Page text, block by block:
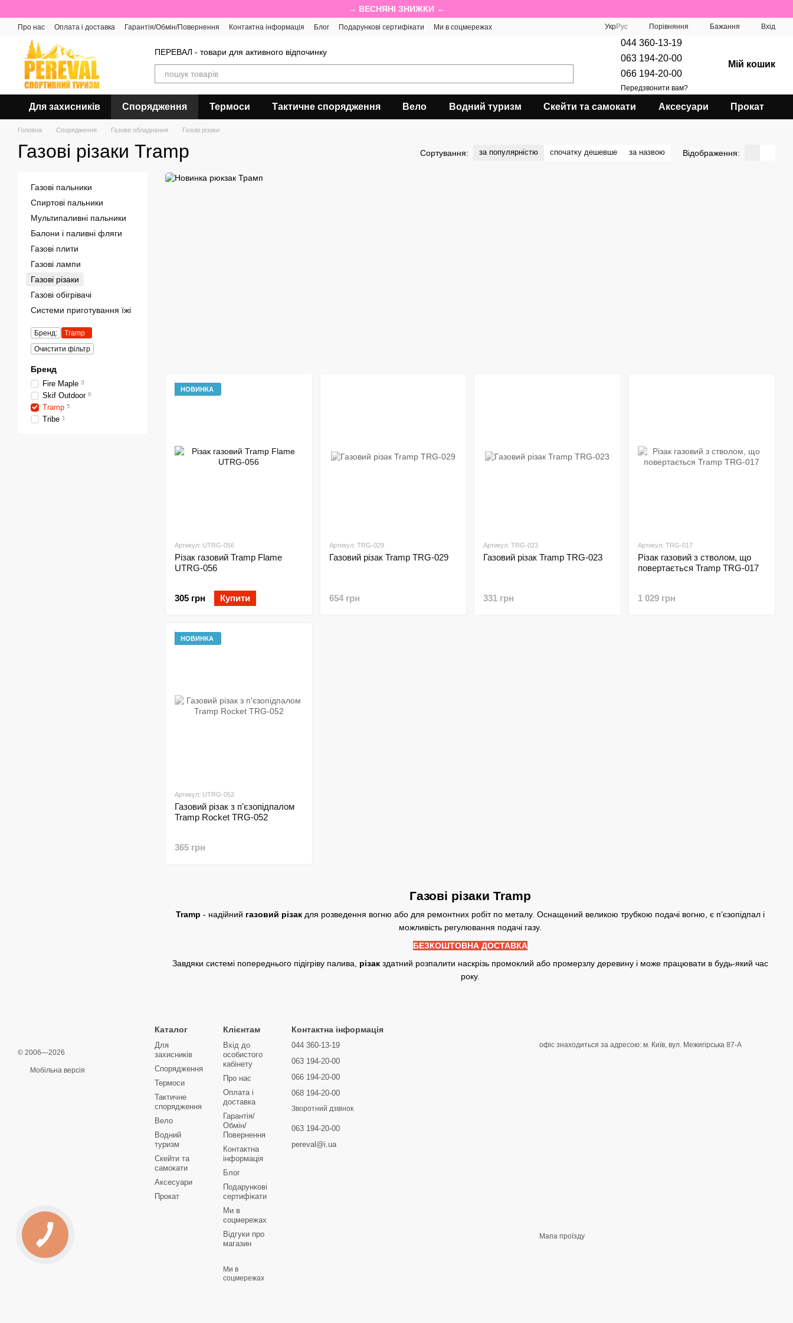
→ ВЕСНЯНІ ЗНИЖКИ ←
Про нас Оплата і доставка Гарантія/Обмін/Повернення Контактна інформація Блог Подарункові сертифікати
Ми в соцмережах
Відгуки про магазин
УкрРус Порівняння Бажання Вхід
ПЕРЕВАЛ - товари для активного відпочинку
044 360-13-19
063 194-20-00
066 194-20-00
Передзвонити вам?
Мій кошик
Для захисників Спорядження Термоси Тактичне спорядження Вело Водний туризм Скейти та самокати Аксесуари Прокат
Головна Спорядження Газове обладнання Газові різаки
Газові різаки Tramp Сортування: за популярністю спочатку дешевше за назвою Відображення:
Газові різаки Tramp
Tramp - надійний газовий різак для розведення вогню або для ремонтних робіт по металу. Оснащений великою трубкою подачі вогню, є п'єзопідпал і
можливість регулювання подачі газу.
БЕЗКОШТОВНА ДОСТАВКА
Завдяки системі попереднього підігріву палива, різак здатний розпалити наскрізь промоклий або промерзлу деревину і може працювати в будь-який час
року.
НОВИНКА
Артикул: UTRG-056
Різак газовий Tramp Flame
UTRG-056
305 грн Купити
Артикул: TRG-029
Газовий різак Tramp TRG-029
654 грн
Артикул: TRG-023
Газовий різак Tramp TRG-023
331 грн
Артикул: TRG-017
Різак газовий з стволом, що
повертається Tramp TRG-017
1 029 грн
НОВИНКА
Артикул: UTRG-052
Газовий різак з п'єзопідпалом
Tramp Rocket TRG-052
365 грн
Газові пальники
Спиртові пальники
Мультипаливні пальники
Балони і паливні фляги
Газові плити
Газові лампи
Газові різаки
Газові обігрівачі
Системи приготування їжі
Бренд:
Tramp
Очистити фільтр
Бренд
Fire Maple 3
Skif Outdoor 6
Tramp 5
Tribe 1
© 2006—2026
Мобільна версія
Каталог
Для
захисників
Спорядження
Термоси
Тактичне
спорядження
Вело
Водний
туризм
Скейти та
самокати
Аксесуари
Прокат
Клієнтам
Вхід до
особистого
кабінету
Про нас
Оплата і
доставка
Гарантія/
Обмін/
Повернення
Контактна
інформація
Блог
Подарункові
сертифікати
Ми в
соцмережах
Відгуки про
магазин
Ми в
соцмережах
Контактна інформація
044 360-13-19
063 194-20-00
066 194-20-00
068 194-20-00
Зворотний дзвінок
063 194-20-00
pereval@i.ua
офіс знаходиться за адресою: м. Київ, вул. Межигірська 87-А
Мапа проїзду